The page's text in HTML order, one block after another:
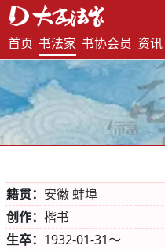
首页 书法家 书协会员 资讯
籍贯： 安徽 蚌埠
创作： 楷书
生卒： 1932-01-31～